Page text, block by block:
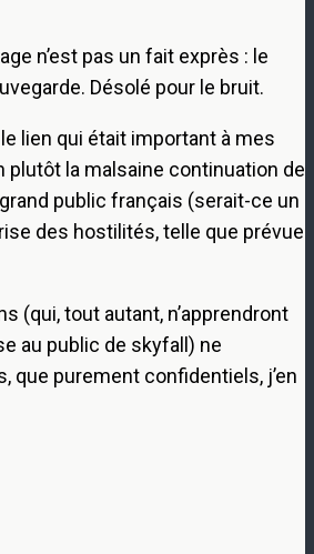
n’est pas un fait exprès : le
Désolé pour le bruit.
le lien qui était important à mes
plutôt la malsaine continuation de
grand public français (serait-ce un
des hostilités, telle que prévue
(qui, tout autant, n’apprendront
au public de skyfall) ne
que purement confidentiels, j’en